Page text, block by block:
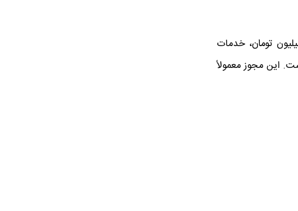
بسته به برند و ظرفیت متفاوت است، اما برخی تولیدکنندگان ایرانی با پکیج‌هایی نزدیک به ۱۰۰ تا ۱۵۰ میلیون تومان، خدمات
این مجوز معمولاً